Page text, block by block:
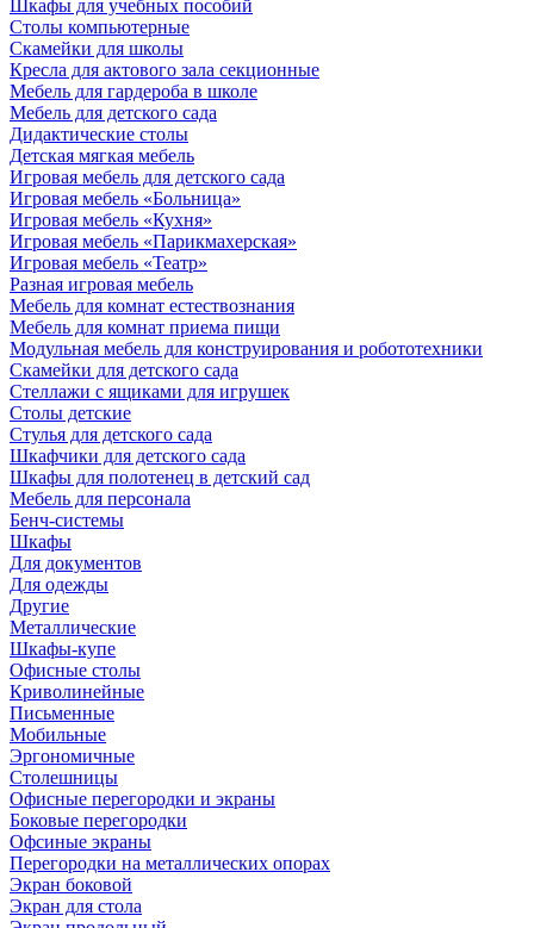
Шкафы для учебных пособий
Столы компьютерные
Скамейки для школы
Кресла для актового зала секционные
Мебель для гардероба в школе
Мебель для детского сада
Дидактические столы
Детская мягкая мебель
Игровая мебель для детского сада
Игровая мебель «Больница»
Игровая мебель «Кухня»
Игровая мебель «Парикмахерская»
Игровая мебель «Театр»
Разная игровая мебель
Мебель для комнат естествознания
Мебель для комнат приема пищи
Модульная мебель для конструирования и робототехники
Скамейки для детского сада
Стеллажи с ящиками для игрушек
Столы детские
Стулья для детского сада
Шкафчики для детского сада
Шкафы для полотенец в детский сад
Мебель для персонала
Бенч-системы
Шкафы
Для документов
Для одежды
Другие
Металлические
Шкафы-купе
Офисные столы
Криволинейные
Письменные
Мобильные
Эргономичные
Столешницы
Офисные перегородки и экраны
Боковые перегородки
Офсиные экраны
Перегородки на металлических опорах
Экран боковой
Экран для стола